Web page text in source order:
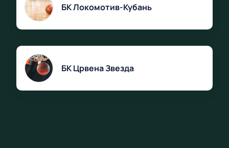
БК Локомотив-Кубань
БК Црвена Звезда